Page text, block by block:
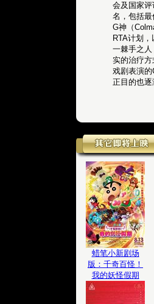
会及国家
名，包括
G神（
RTA计划
一棘手之
实的治疗
戏剧表演
正目的也
蜡笔小新剧场
版：千奇百怪！
我的妖怪假期